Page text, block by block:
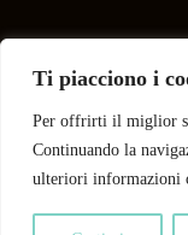
Ti piacciono i
Per offrirti il miglior
Continuando la
ulteriori informazioni